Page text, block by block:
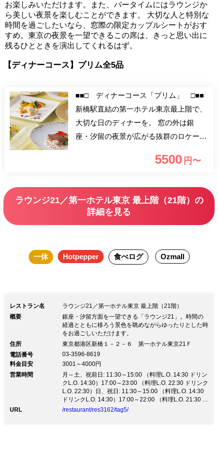
お楽しみいただけます。また、バータイムにはラウンジか
ら美しい夜景を楽しむことができます。 大切な人と特別な
時間を過ごしたいなら、窓際の限定カップルシートがおす
すめ。東京の夜景を一望できるこの席は、きっと思い出に
残るひとときを演出してくれるはず。
【ディナーコース】プリム全5品
■■□ ディナーコース「プリム」 □■■
新橋駅直結の第一ホテル東京最上階で、
大切な日のディナーを。 窓の外は銀
座・汐留の夜景が広がる抜群のロケーシ
5500 円〜
ラウンジ21／第一ホテル東京 最上階（21階）の
詳細を見る
一休 Hotpepper 食べログ Ozmall
レストラン名
ラウンジ21／第一ホテル東京 最上階（21階）
概要
銀座・汐留方面を一望できる「ラウンジ21」。時間の
経過とともに移ろう景色を眺めながらゆったりとした時
をお過ごしいただけます。
住所
東京都港区新橋１－２－６ 第一ホテル東京21Ｆ
電話番号
03-3596-8619
料金目安
3001～4000円
営業時間
月～土、祝前日: 11:30～15:00 （料理L.O. 14:30 ドリン
クL.O. 14:30）17:00～23:00 （料理L.O. 22:30 ドリンク
L.O. 22:30）日、祝日: 11:30～15:00 （料理L.O. 14:30
ドリンクL.O. 14:30）17:00～22:00 （料理L.O. 21:30 ド
リンクL.O. 21:30）
URL /restaurant/res3162/tag5/